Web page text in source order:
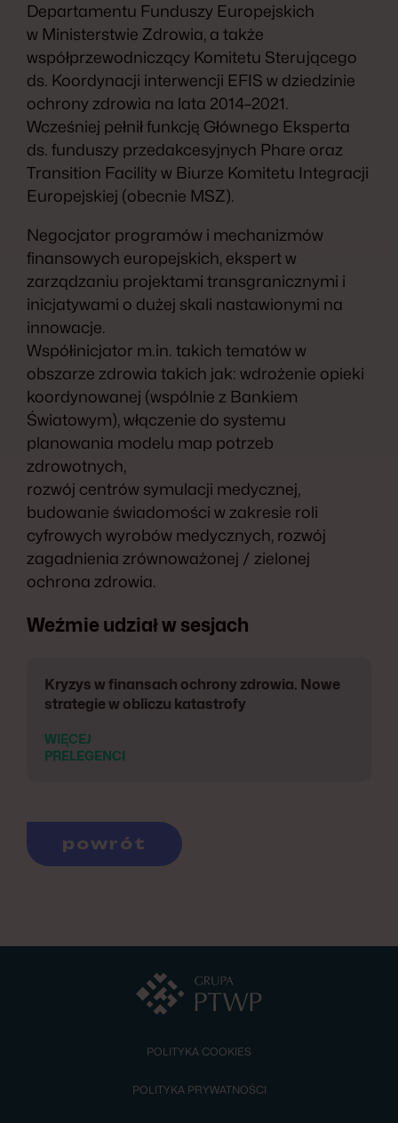
Departamentu Funduszy Europejskich
w Ministerstwie Zdrowia, a także
współprzewodniczący Komitetu Sterującego
ds. Koordynacji interwencji EFIS w dziedzinie
ochrony zdrowia na lata 2014–2021.
Wcześniej pełnił funkcję Głównego Eksperta
ds. funduszy przedakcesyjnych Phare oraz
Transition Facility w Biurze Komitetu Integracji
Europejskiej (obecnie MSZ).
Negocjator programów i mechanizmów
finansowych europejskich, ekspert w
zarządzaniu projektami transgranicznymi i
inicjatywami o dużej skali nastawionymi na
innowacje.
Współinicjator m.in. takich tematów w
obszarze zdrowia takich jak: wdrożenie opieki
koordynowanej (wspólnie z Bankiem
Światowym), włączenie do systemu
planowania modelu map potrzeb
zdrowotnych,
rozwój centrów symulacji medycznej,
budowanie świadomości w zakresie roli
cyfrowych wyrobów medycznych, rozwój
zagadnienia zrównoważonej / zielonej
ochrona zdrowia.
Weźmie udział w sesjach
Kryzys w finansach ochrony zdrowia. Nowe
strategie w obliczu katastrofy
WIĘCEJ
PRELEGENCI
powrót
POLITYKA COOKIES
POLITYKA PRYWATNOŚCI